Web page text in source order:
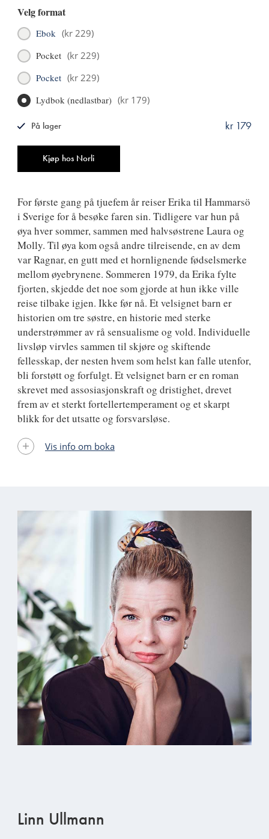
Velg format
Ebok (kr 229)
Pocket (kr 229)
Pocket (kr 229)
Lydbok (nedlastbar) (kr 179)
Kjøp hos Norli
kr 179
På lager
For første gang på tjuefem år reiser Erika til Hammarsö
i Sverige for å besøke faren sin. Tidligere var hun på
øya hver sommer, sammen med halvsøstrene Laura og
Molly. Til øya kom også andre tilreisende, en av dem
var Ragnar, en gutt med et hornlignende fødselsmerke
mellom øyebrynene. Sommeren 1979, da Erika fylte
fjorten, skjedde det noe som gjorde at hun ikke ville
reise tilbake igjen. Ikke før nå. Et velsignet barn er
historien om tre søstre, en historie med sterke
understrømmer av rå sensualisme og vold. Individuelle
livsløp virvles sammen til skjøre og skiftende
fellesskap, der nesten hvem som helst kan falle utenfor,
bli forstøtt og forfulgt. Et velsignet barn er en roman
skrevet med assosiasjonskraft og dristighet, drevet
frem av et sterkt fortellertemperament og et skarpt
blikk for det utsatte og forsvarsløse.
Vis info om boka
Linn Ullmann